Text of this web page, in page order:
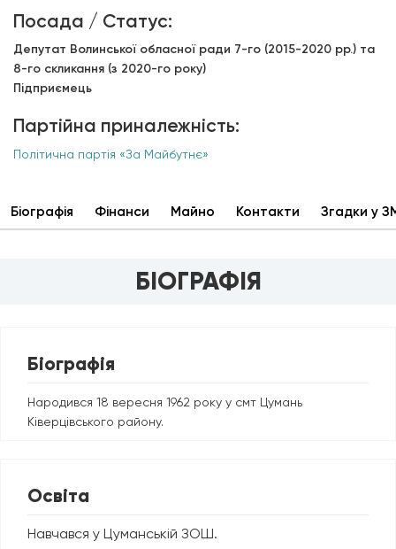
Посада / Статус:
Депутат Волинської обласної ради 7-го (2015-2020 рр.) та
8-го скликання (з 2020-го року)
Підприємець
Партійна приналежність:
Політична партія «За Майбутнє»
Біографія Фінанси Майно Контакти Згадки у
БІОГРАФІЯ
Біографія
Народився 18 вересня 1962 року у смт Цумань
Ківерцівського району.
Освіта
Навчався у Цуманській ЗОШ.